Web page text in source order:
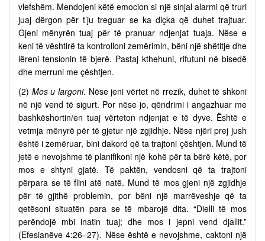
vlefshëm. Mendojeni këtë emocion si një sinjal alarmi që truri
juaj dërgon për t’ju treguar se ka diçka që duhet trajtuar.
Gjeni mënyrën tuaj për të pranuar ndjenjat tuaja. Nëse e
keni të vështirë ta kontrolloni zemërimin, bëni një shëtitje dhe
lëreni tensionin të bjerë. Pastaj kthehuni, rifutuni në bisedë
dhe merruni me çështjen.
(2) Mos u largoni. Nëse jeni vërtet në rrezik, duhet të shkoni
në një vend të sigurt. Por nëse jo, qëndrimi i angazhuar me
bashkëshortin/en tuaj vërteton ndjenjat e të dyve. Është e
vetmja mënyrë për të gjetur një zgjidhje. Nëse njëri prej jush
është i zemëruar, bini dakord që ta trajtoni çështjen. Mund të
jetë e nevojshme të planifikoni një kohë për ta bërë këtë, por
mos e shtyni gjatë. Të paktën, vendosni që ta trajtoni
përpara se të flini atë natë. Mund të mos gjeni një zgjidhje
për të gjithë problemin, por bëni një marrëveshje që ta
qetësoni situatën para se të mbarojë dita. “Dielli të mos
perëndojë mbi inatin tuaj; dhe mos i jepni vend djallit.”
(Efesianëve 4:26–27). Nëse është e nevojshme, caktoni një